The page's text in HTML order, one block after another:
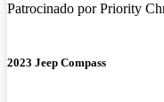
Patrocinado porPriority
2023 Jeep Compass